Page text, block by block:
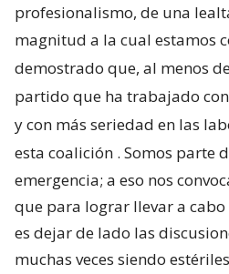
profesionalismo, de una
magnitud a la cual estamos
demostrado que, al menos
partido que ha trabajado
y con más seriedad en las
esta coalición . Somos parte
emergencia; a eso nos
que para lograr llevar a
es dejar de lado las
muchas veces siendo